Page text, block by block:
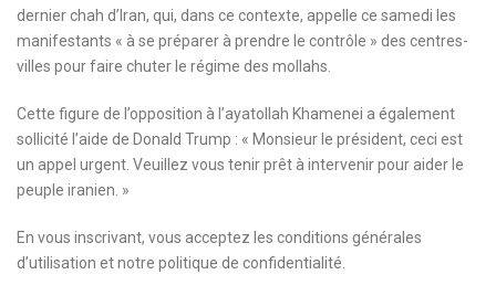
dernier chah d’Iran, qui, dans ce contexte, appelle ce samedi les
manifestants « à se préparer à prendre le contrôle » des centres-
villes pour faire chuter le régime des mollahs.
Cette figure de l’opposition à l’ayatollah Khamenei a également
sollicité l’aide de Donald Trump : « Monsieur le président, ceci est
un appel urgent. Veuillez vous tenir prêt à intervenir pour aider le
peuple iranien. »
En vous inscrivant, vous acceptez les conditions générales
d’utilisation et notre politique de confidentialité.